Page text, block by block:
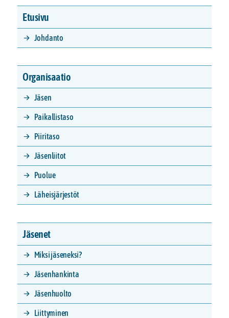
Etusivu
Johdanto
Organisaatio
Jäsen
Paikallistaso
Piiritaso
Jäsenliitot
Puolue
Läheisjärjestöt
Jäsenet
Miksi jäseneksi?
Jäsenhankinta
Jäsenhuolto
Liittyminen